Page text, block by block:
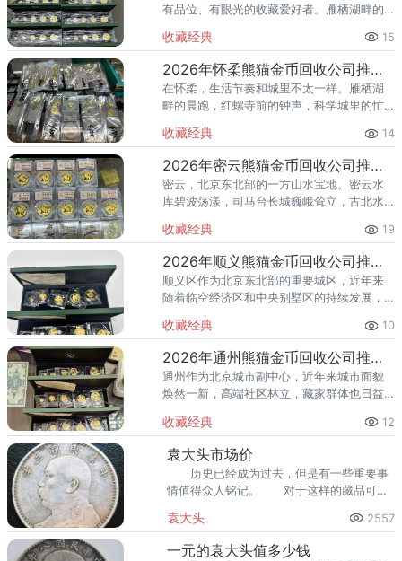
有品位、有眼光的收藏爱好者。雁栖湖畔的
红螺寺的香火绵延不绝——怀柔的藏家群体
也在悄然壮大。熊猫金币，作为
收藏经典 15
2026年怀柔熊猫金币回收公司推荐 怀柔哪里回收熊猫金币
在怀柔，生活节奏和城里不太一样。雁栖湖
畔的晨跑，红螺寺前的钟声，科学城里的忙
值。熊猫金币作为兼具投资与收藏属性的热
门品种，在怀柔的藏家圈子里一
收藏经典 14
2026年密云熊猫金币回收公司推荐 密云回收熊猫金币正规渠道
密云，北京东北部的一方山水宝地。密云水
库碧波荡漾，司马台长城巍峨耸立，古北水
的土地上，越来越多的人开始关注钱币收
藏，熊猫金币凭借其国家法定货币
收藏经典 19
2026年顺义熊猫金币回收公司推荐 顺义回收熊猫金币渠道
顺义区作为北京东北部的重要城区，近年来
随着临空经济区和中央别墅区的持续发展，
量也在稳步增长。然而，不少顺义藏家在考
虑出手熊猫金币时，总会遇到一
收藏经典 10
2026年通州熊猫金币回收公司推荐 通州出手熊猫金币藏家该选哪家？
通州作为北京城市副中心，近年来城市面貌
焕然一新，高端社区林立，藏家群体也日益
爱琴海购物公园，从行政办公区到运河商务
区，关注钱币收藏的人越来越多
收藏经典 12
袁大头市场价
历史已经成为过去，但是有一些重要事
情值得众人铭记。 对于这样的藏品可以
一些。
袁大头 2557
一元的袁大头值多少钱